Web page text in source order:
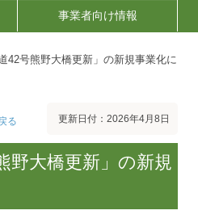
事業者向け情報
42号熊野大橋更新」の新規事業化に
る 更新日付：2026年4月8日
野大橋更新」の新規